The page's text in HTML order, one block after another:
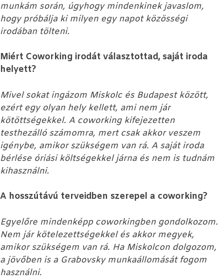
munkám során, úgyhogy mindenkinek javaslom,
hogy próbálja ki milyen egy napot közösségi
irodában tölteni.
Miért Coworking irodát választottad, saját iroda
helyett?
Mivel sokat ingázom Miskolc és Budapest között,
ezért egy olyan hely kellett, ami nem jár
kötöttségekkel. A coworking kifejezetten
testhezálló számomra, mert csak akkor veszem
igénybe, amikor szükségem van rá. A saját iroda
bérlése óriási költségekkel járna és nem is tudnám
kihasználni.
A hosszútávú terveidben szerepel a coworking?
Egyelőre mindenképp coworkingben gondolkozom.
Nem jár kötelezettségekkel és akkor megyek,
amikor szükségem van rá. Ha Miskolcon dolgozom,
a jövőben is a Grabovsky munkaállomását fogom
használni.